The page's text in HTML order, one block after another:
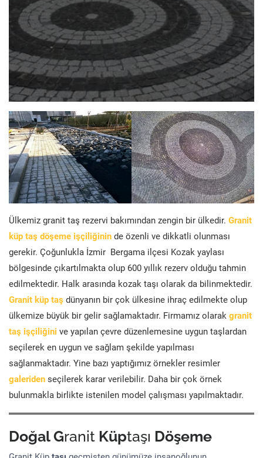
Ülkemiz granit taş rezervi bakımından zengin bir ülkedir. Granit
küp taş döşeme işçiliğinin de özenli ve dikkatli olunması
gerekir. Çoğunlukla İzmir Bergama ilçesi Kozak yaylası
bölgesinde çıkartılmakta olup 600 yıllık rezerv olduğu tahmin
edilmektedir. Halk arasında kozak taşı olarak da bilinmektedir.
Granit küp taş dünyanın bir çok ülkesine ihraç edilmekte olup
ülkemize büyük bir gelir sağlamaktadır. Firmamız olarak granit
taş işçiliğini ve yapılan çevre düzenlemesine uygun taşlardan
seçilerek en uygun ve sağlam şekilde yapılması
sağlanmaktadır. Yine bazı yaptığımız örnekler resimler
galeriden seçilerek karar verilebilir. Daha bir çok örnek
bulunmakla birlikte istenilen model çalışması yapılmaktadır.
Doğal Granit Küptaşı Döşeme